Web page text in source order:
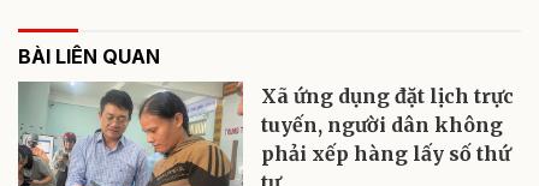
BÀI LIÊN QUAN
Xã ứng dụng đặt lịch trực
tuyến, người dân không
phải xếp hàng lấy số thứ